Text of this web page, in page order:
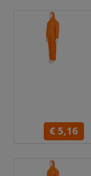
€ 5,16